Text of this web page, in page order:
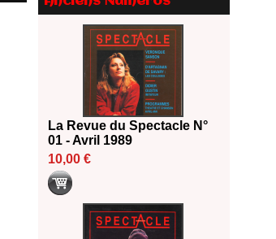
Le palmarès des prix SACD
Les 10 lauréats du Fonds
Grandes Formes Théâtre 2026
Nomination de Nathalie
Garraud et Olivier Saccomano à
la direction du Théâtre de
Gennevilliers - CDN
13/06/2026
Dispositif SACD Auteurs
d'espaces : les lauréats 2026
La Revue du Spectacle N°
01 - Avril 1989
10,00 €